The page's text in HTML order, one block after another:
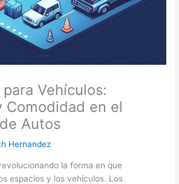
Vehículos:
Comodidad en el
Autos
Hernandez
la forma en que
espacios y los vehículos. Los